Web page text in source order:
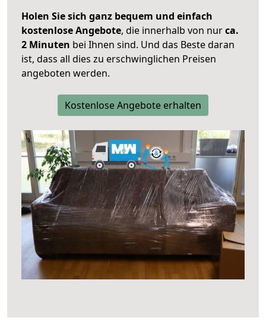
Holen Sie sich ganz bequem und einfach
kostenlose Angebote, die innerhalb von nurca.
2 Minuten bei Ihnen sind. Und das Beste daran
ist, dass all dies zu erschwinglichen Preisen
angeboten werden.
Kostenlose Angebote erhalten